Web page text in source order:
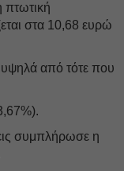
πτωτική
στα 10,68 ευρώ
από τότε που
συμπλήρωσε η